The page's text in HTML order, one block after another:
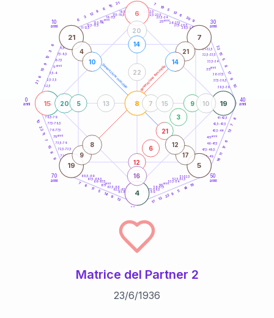
generazione maschile generazione femminile
0
anni
10
anni
30
anni
40
anni
50
anni
60
70
anni
1-2,5
2,5-3,5
3,5-4
6-7,5
7,5-8,5
8,5-9
11-12,5
12,5-13,5
13,5-14
16-17,5
17,5-18,5
18,5-19
21-22,5
22,5-23,5
23,5-24
26-27,5
27,5-28,5
28,5-29
31-32,5
32,5-33,5
33,5-34
36-37,5
37,5-38,5
38,5-39
41-42,5
42,5-43,5
43,5-44
46-47,5
47,5-48,5
48,5-49
51-52,5
52,5-53,5
53,5-54
56-57,5
57,5-58,5
58,5-59
61-62,5
62,5-63,5
63,5-64
66-67,5
67,5-68,5
68,5-69
71-72,5
72,5-73,5
73,5-74
76-77,5
77,5-78,5
78,5-79
21
6
15
9
12
3
6
6
3
12
9
6
15
21 7
19 5
13
6
20
9
22
15
5
8
17
9
10
8
7
13
6
17
11
16
19
14
5
9
22
13
17
13
9
14
5
11
6
7
9
8
15
7
11
22
10
15
6
19
4
8
21 7
19 5
12
6
21
3
9
20
20
10
16
5
14
7 15
13
22
4
10
21
14
9
8
17
12
5anni
15 anni 25anni
35anni
45anni
55anni
65anni
75anni
Matrice del Partner 2
23/6/1936